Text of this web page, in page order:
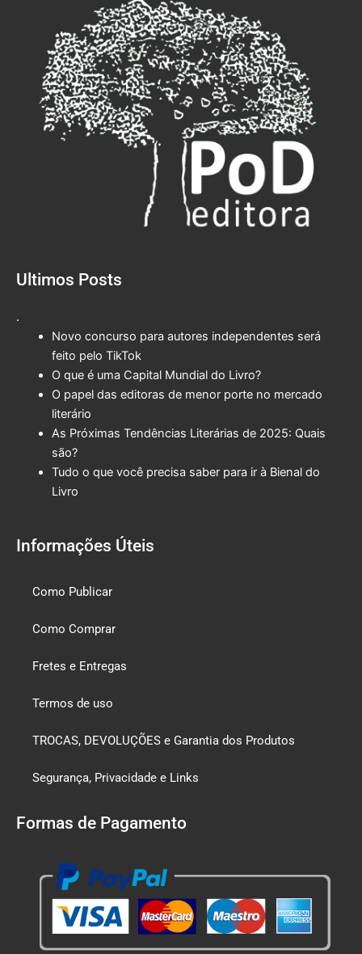
Ultimos Posts
.
Novo concurso para autores independentes será
feito pelo TikTok
O que é uma Capital Mundial do Livro?
O papel das editoras de menor porte no mercado
literário
As Próximas Tendências Literárias de 2025: Quais
são?
Tudo o que você precisa saber para ir à Bienal do
Livro
Informações Úteis
Como Publicar
Como Comprar
Fretes e Entregas
Termos de uso
TROCAS, DEVOLUÇÕES e Garantia dos Produtos
Segurança, Privacidade e Links
Formas de Pagamento